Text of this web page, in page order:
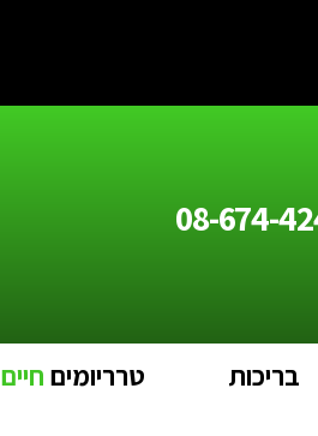
בריכות טרריומים חיים